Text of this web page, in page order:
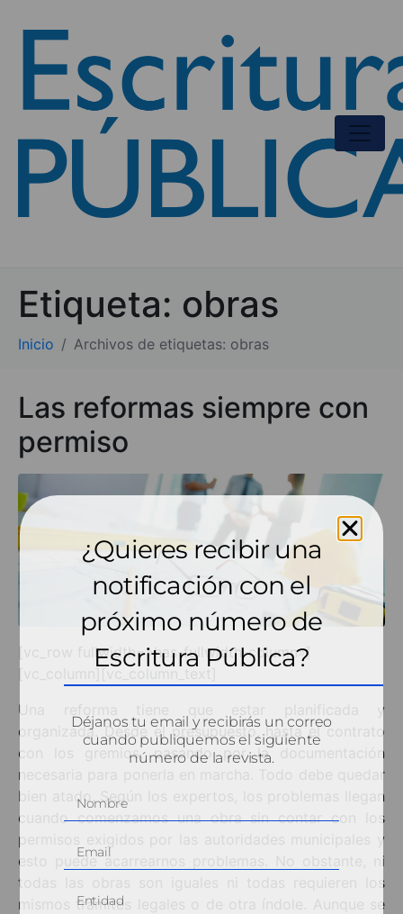
Etiqueta: obras
Inicio Archivos de etiquetas: obras
Las reformas siempre con
permiso
[vc_row fullwidth=»has-fullwidth-column»]
[vc_column][vc_column_text]
Una reforma tiene que estar planificada y
organizada. Desde el presupuesto, hasta el contrato
con los gremios, pasando por la documentación
necesaria para ponerla en marcha. Todo debe quedar
bien atado. Según los expertos, los problemas llegan
cuando comenzamos una obra sin contar con los
permisos exigidos por las autoridades municipales y
esto puede acarrearnos problemas. No obstante, ni
todas las obras son iguales ni todas requieren los
mismos trámites legales o de otra índole. Aunque se
¿Quieres recibir una
notificación con el
próximo número de
Escritura Pública?
Déjanos tu email y recibirás un correo
cuando publiquemos el siguiente
número de la revista.